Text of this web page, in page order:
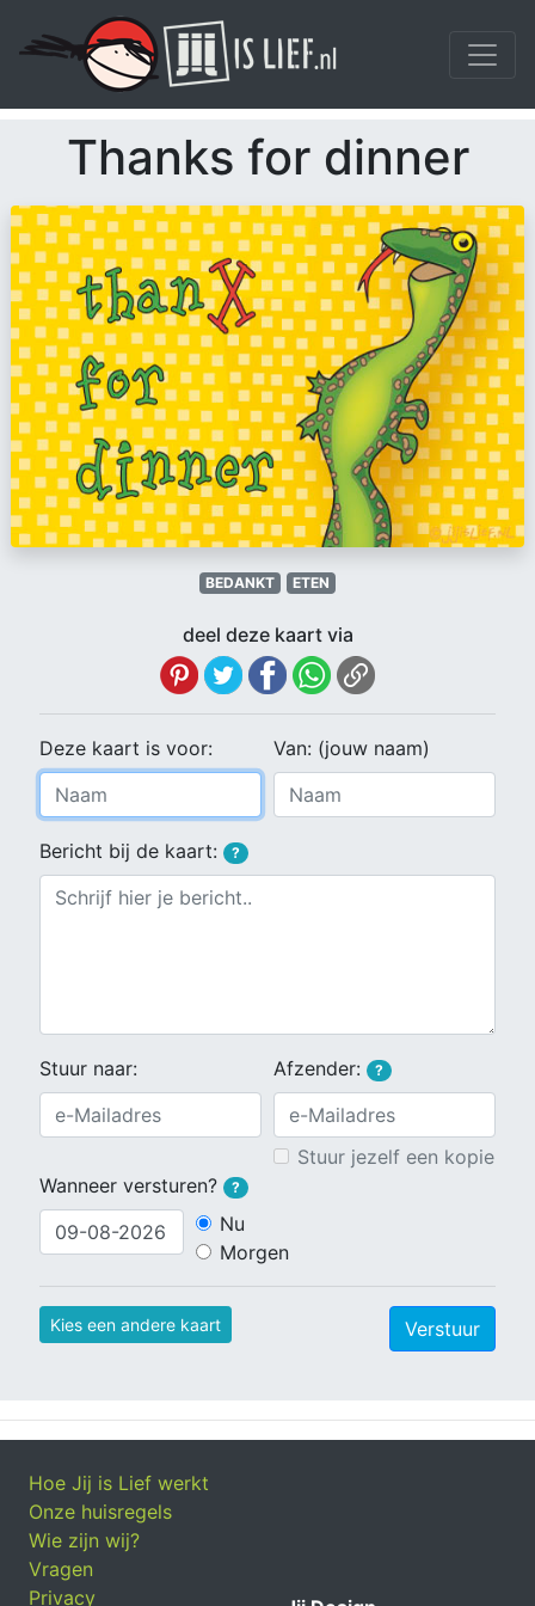
Thanks for dinner
BEDANKT ETEN
deel deze kaart via
Deze kaart is voor: Van: (jouw naam)
Bericht bij de kaart: ?
Stuur naar: Afzender: ?
Stuur jezelf een kopie
Wanneer versturen?
?
Nu
Morgen
Kies een andere kaart Verstuur
Hoe Jij is Lief werkt
Onze huisregels
Wie zijn wij?
Vragen
Privacy